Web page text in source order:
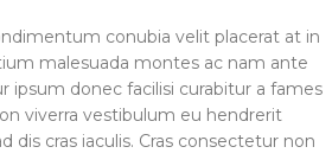
conubia velit placerat at in
malesuada montes ac nam ante
ipsum donec facilisi curabitur a fames
viverra vestibulum eu hendrerit
dis cras iaculis. Cras consectetur non